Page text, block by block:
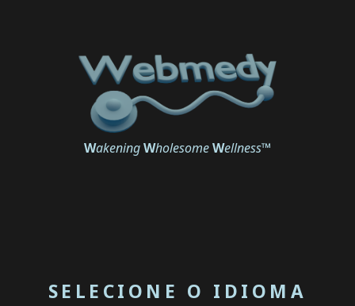
WakeningWholesomeWellness™
SELECIONE O IDIOMA